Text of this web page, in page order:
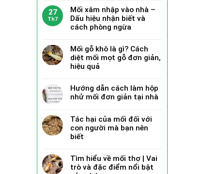
27
Th7
Mối xâm nhập vào nhà –
Dấu hiệu nhận biết và
cách phòng ngừa
Mối gỗ khô là gì? Cách
diệt mối mọt gỗ đơn giản,
hiệu quả
Hướng dẫn cách làm hộp
nhử mối đơn giản tại nhà
Tác hại của mối đối với
con người mà bạn nên
biết
Tìm hiểu về mối thợ | Vai
trò và đặc điểm nổi bật